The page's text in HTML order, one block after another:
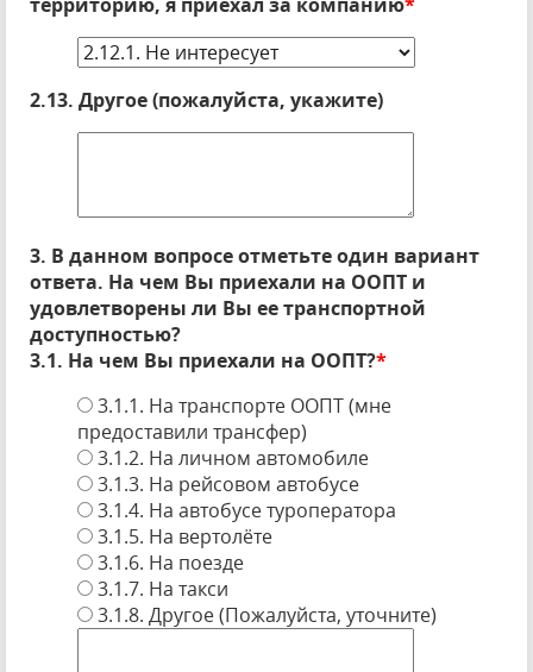
2.13. Другое (пожалуйста, укажите)
3. В данном вопросе отметьте один вариант
ответа. На чем Вы приехали на ООПТ и
удовлетворены ли Вы ее транспортной
доступностью?
3.1. На чем Вы приехали на ООПТ?*
3.1.1. На транспорте ООПТ (мне
предоставили трансфер)
3.1.2. На личном автомобиле
3.1.3. На рейсовом автобусе
3.1.4. На автобусе туроператора
3.1.5. На вертолёте
3.1.6. На поезде
3.1.7. На такси
3.1.8. Другое (Пожалуйста, уточните)